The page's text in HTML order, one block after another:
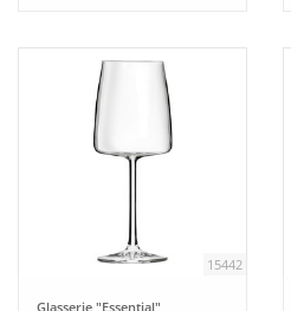
15442
Glasserie "Essential"